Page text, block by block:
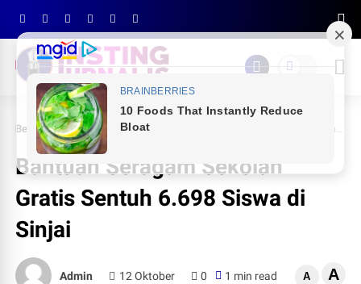
Beranda PEMDA SINJAI Bantuan Seragam Sekolah Gratis Sentuh 6.698 Siswa di Sinjai
Bantuan Seragam Sekolah
Gratis Sentuh 6.698 Siswa di
Sinjai
Admin 12 Oktober 0 1 min read A A